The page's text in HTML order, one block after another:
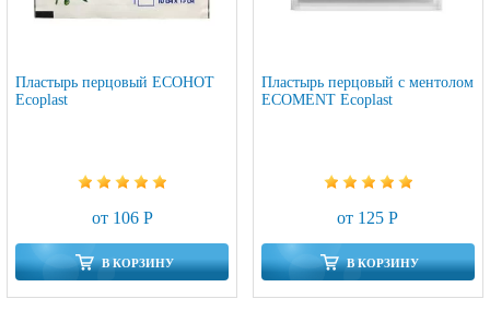
Пластырь перцовый ECOHOT
Ecoplast
от 106 Р
В КОРЗИНУ
Пластырь перцовый с ментолом
ECOMENT Ecoplast
от 125 Р
В КОРЗИНУ